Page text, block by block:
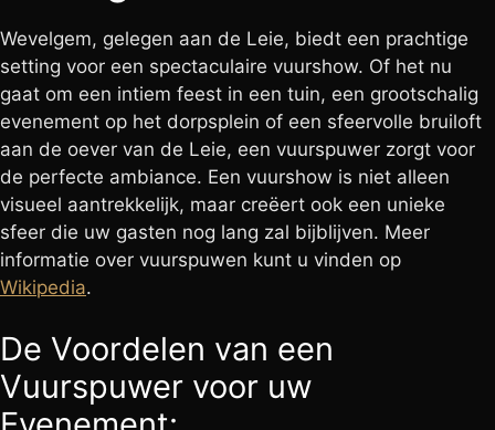
Wevelgem, gelegen aan de Leie, biedt een prachtige
setting voor een spectaculaire vuurshow. Of het nu
gaat om een intiem feest in een tuin, een grootschalig
evenement op het dorpsplein of een sfeervolle bruiloft
aan de oever van de Leie, een vuurspuwer zorgt voor
de perfecte ambiance. Een vuurshow is niet alleen
visueel aantrekkelijk, maar creëert ook een unieke
sfeer die uw gasten nog lang zal bijblijven. Meer
informatie over vuurspuwen kunt u vinden op
Wikipedia.
De Voordelen van een
Vuurspuwer voor uw